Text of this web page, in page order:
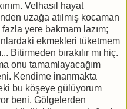
Velhasıl hayat
uzağa atılmış kocaman
yere bakmam lazım;
ekmekleri tüketmem
Bitirmeden bırakılır mı hiç.
onu tamamlayacağım
Kendime inanmakta
bu köşeye gülüyorum
beni. Gölgelerden